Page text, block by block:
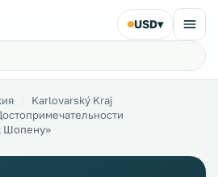
USD▾
Karlovarský Kraj
Шопену»